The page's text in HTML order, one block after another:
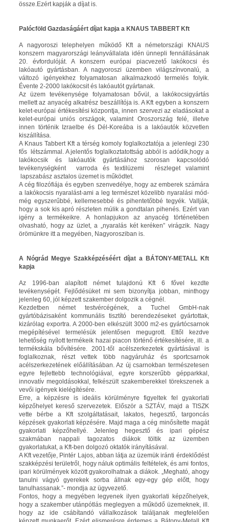
össze.Ezért kapják a díjat is.
Palócföld Gazdaságáért díjat kapja a KNAUS TABBERT Kft
A nagyoroszi telephelyen működő Kft a németországi KNAUS
konszern magyarországi leányvállalata idén ünnepli fennállásának
20. évfordulóját. A konszern európai piacvezető lakókocsi és
lakóautó gyártásban. A nagyoroszi üzemben világszínvonalú, a
változó igényekhez folyamatosan alkalmazkodó termelés folyik.
Évente 2-2000 lakókocsit és lakóautót gyártanak.
Az üzem tevékenysége folyamatosan bővül, a lakókocsigyártás
mellett az anyacég alkatrész beszállítója is. A Kft egyben a konszern
kelet-európai értékesítési központja, innen szervezi az eladásokat a
kelet-európai uniós országok, valamint Oroszország felé, illetve
innen történik Izraelbe és Dél-Koreába is a lakóautók közvetlen
kiszállítása.
A Knaus Tabbert Kft a térség komoly foglalkoztatója a jelenlegi 230
fős létszámmal. A jelentős foglalkoztatottság abból is adódik,hogy a
lakókocsik és lakóautók gyártásához szorosan kapcsolódó
tevékenységként varroda és textilüzemi részleget valamint
lapszabász asztalos üzemet is működtet.
A cég filozófiája és egyben szenvedélye, hogy az emberek számára
a lakókocsis nyaralást-ami a leg természet közelibb nyaralási mód-
még egyszerűbbé, kellemesebbé és pihentetőbbé tegyék. Vallják,
hogy a sok kis apró részleten múlik a gondtalan pihenés. Ezért van
igény a termékeikre. A honlapjukon az anyacég történetében
olvasható, hogy az üzlet, a „nyaralás két keréken” virágzik. Nagy
örömünkre itt a megyében, Nagyorosziban is.
A Nógrád Megye Szakképzéséért díjat a BÁTONY-METALL Kft
kapja
Az 1996-ban alapított német tulajdonú Kft 6 fővel kezdte
tevékenységét. Fejlődésüket mi sem bizonyítja jobban, minthogy
jelenleg 60, jól képzett szakember dolgozik a cégnél.
Kezdetben német testvércégének, a Tuchel GmbH-nak
gyártóbázisaként kommunális tisztító berendezéseket gyártottak,
kizárólag exportra. A 2000-ben elkészült 3000 m2-es gyártócsarnok
megépítésével termelésük jelentősen megugrott. Ettől kezdve
lehetőség nyílott termékeik hazai piacon történő értékesítésére, ill. a
termékskála bővítésére. 2001-től acélszerkezetek gyártásával is
foglalkoznak, részt vettek több nagyáruház és sportcsarnok
acélszerkezetének előállításában. Az új csarnokban természetesen
egyre fejlettebb technológiával, egyre korszerűbb gépparkkal,
innovatív megoldásokkal, felkészült szakemberekkel törekszenek a
vevői igények kielégítésére.
Erre, a képzésre is ideális körülményre figyeltek fel gyakorlati
képzőhelyet kereső szervezetek. Először a SZTÁV, majd a TISZK
vette bérbe a Kft szolgáltatásait, lakatos, hegesztő, targoncás
képzések gyakorlati képzésére. Majd maga a cég minősítette magát
gyakorlati képzőhellyé. Jelenleg hegesztő és ipari gépész
szakmában nappali tagozatos diákok töltik az üzemben
gyakorlatukat, a Kft-ben dolgozó oktatók irányításával.
A Kft vezetője, Pintér Lajos, abban látja az üzemük iránti érdeklődést
szakképzési területről, hogy náluk optimális feltételek, és ami fontos,
ipari körülmények között gyakorolhatnak a diákok. „Megható, ahogy
tanulni vágyó gyerekek sorba állnak egy-egy gép előtt, hogy
tanulhassanak.”- mondja az ügyvezető.
Fontos, hogy a megyében legyenek ilyen gyakorlati képzőhelyek,
hogy a szakember utánpótlás meglegyen a működő üzemeknek, ill.
hogy az ide csábítandó vállalkozások találjanak megfelelően